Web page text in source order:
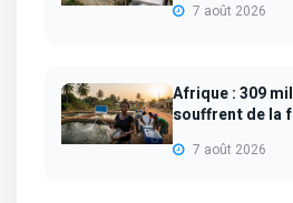
7 août 2026
Afrique : 309
souffrent de la
7 août 2026